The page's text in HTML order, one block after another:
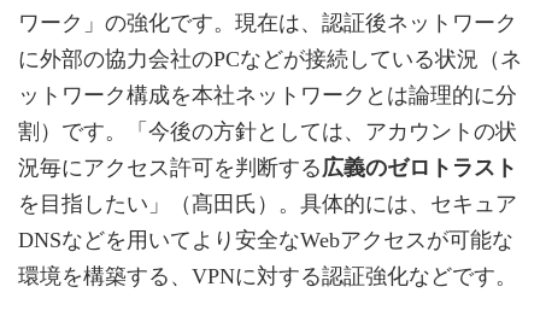
ワーク」の強化です。現在は、認証後ネットワーク
に外部の協力会社のPCなどが接続している状況（ネ
ットワーク構成を本社ネットワークとは論理的に分
割）です。「今後の方針としては、アカウントの状
況毎にアクセス許可を判断する 広義のゼロトラスト
を目指したい」（髙田氏）。具体的には、セキュア
DNSなどを用いてより安全なWebアクセスが可能な
環境を構築する、VPNに対する認証強化などです。